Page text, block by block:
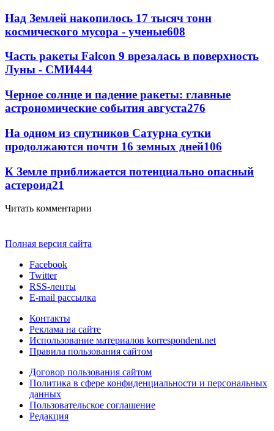
Над Землей накопилось 17 тысяч тонн
космического мусора - ученые608
Часть ракеты Falcon 9 врезалась в поверхность
Луны - СМИ444
Черное солнце и падение ракеты: главные
астрономические события августа276
На одном из спутников Сатурна сутки
продолжаются почти 16 земных дней106
К Земле приближается потенциально опасный
астероид21
Читать комментарии
Полная версия сайта
Facebook
Twitter
RSS-ленты
E-mail рассылка
Контакты
Реклама на сайте
Использование материалов korrespondent.net
Правила пользования сайтом
Договор пользования сайтом
Политика в сфере конфиденциальности и персональных
данных
Пользовательское соглашение
Редакция